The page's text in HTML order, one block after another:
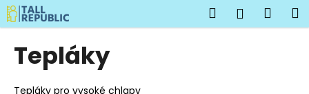
Přejít
na
obsah
Hledat
Tepláky
Tepláky pro vysoké chlapy
K
o